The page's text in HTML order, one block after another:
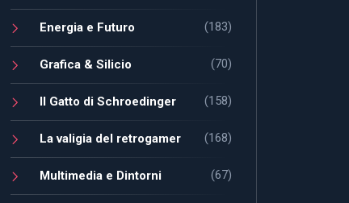
Energia e Futuro (183)
Grafica & Silicio (70)
Il Gatto di Schroedinger (158)
La valigia del retrogamer (168)
Multimedia e Dintorni (67)